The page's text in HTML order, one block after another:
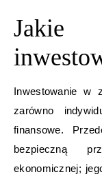
Inwestowanie w
zarówno
finansowe.
bezpieczną
ekonomicznej;